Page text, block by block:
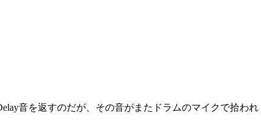
音を返すのだが、その音がまたドラムのマイクで拾われ